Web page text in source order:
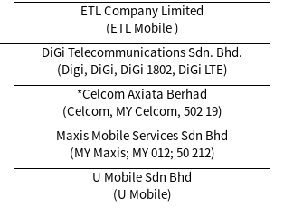
ETL Company Limited
(ETL Mobile )
DiGi Telecommunications Sdn. Bhd.
(Digi, DiGi, DiGi 1802, DiGi LTE)
*Celcom Axiata Berhad
(Celcom, MY Celcom, 502 19)
Maxis Mobile Services Sdn Bhd
(MY Maxis; MY 012; 50 212)
U Mobile Sdn Bhd
(U Mobile)